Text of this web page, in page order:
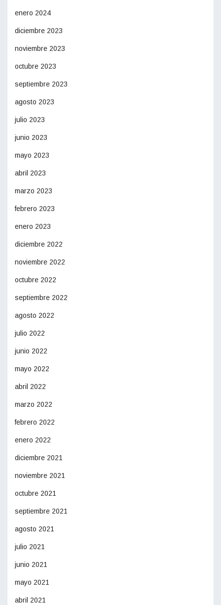
enero 2024
diciembre 2023
noviembre 2023
octubre 2023
septiembre 2023
agosto 2023
julio 2023
junio 2023
mayo 2023
abril 2023
marzo 2023
febrero 2023
enero 2023
diciembre 2022
noviembre 2022
octubre 2022
septiembre 2022
agosto 2022
julio 2022
junio 2022
mayo 2022
abril 2022
marzo 2022
febrero 2022
enero 2022
diciembre 2021
noviembre 2021
octubre 2021
septiembre 2021
agosto 2021
julio 2021
junio 2021
mayo 2021
abril 2021